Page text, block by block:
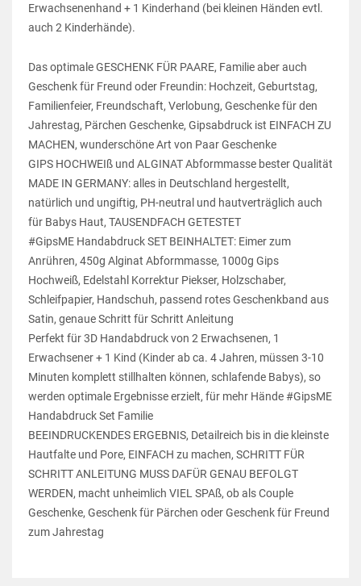
Erwachsenenhand + 1 Kinderhand (bei kleinen Händen evtl.
auch 2 Kinderhände).
Das optimale GESCHENK FÜR PAARE, Familie aber auch
Geschenk für Freund oder Freundin: Hochzeit, Geburtstag,
Familienfeier, Freundschaft, Verlobung, Geschenke für den
Jahrestag, Pärchen Geschenke, Gipsabdruck ist EINFACH ZU
MACHEN, wunderschöne Art von Paar Geschenke
GIPS HOCHWEIß und ALGINAT Abformmasse bester Qualität
MADE IN GERMANY: alles in Deutschland hergestellt,
natürlich und ungiftig, PH-neutral und hautverträglich auch
für Babys Haut, TAUSENDFACH GETESTET
#GipsME Handabdruck SET BEINHALTET: Eimer zum
Anrühren, 450g Alginat Abformmasse, 1000g Gips
Hochweiß, Edelstahl Korrektur Piekser, Holzschaber,
Schleifpapier, Handschuh, passend rotes Geschenkband aus
Satin, genaue Schritt für Schritt Anleitung
Perfekt für 3D Handabdruck von 2 Erwachsenen, 1
Erwachsener + 1 Kind (Kinder ab ca. 4 Jahren, müssen 3-10
Minuten komplett stillhalten können, schlafende Babys), so
werden optimale Ergebnisse erzielt, für mehr Hände #GipsME
Handabdruck Set Familie
BEEINDRUCKENDES ERGEBNIS, Detailreich bis in die kleinste
Hautfalte und Pore, EINFACH zu machen, SCHRITT FÜR
SCHRITT ANLEITUNG MUSS DAFÜR GENAU BEFOLGT
WERDEN, macht unheimlich VIEL SPAß, ob als Couple
Geschenke, Geschenk für Pärchen oder Geschenk für Freund
zum Jahrestag